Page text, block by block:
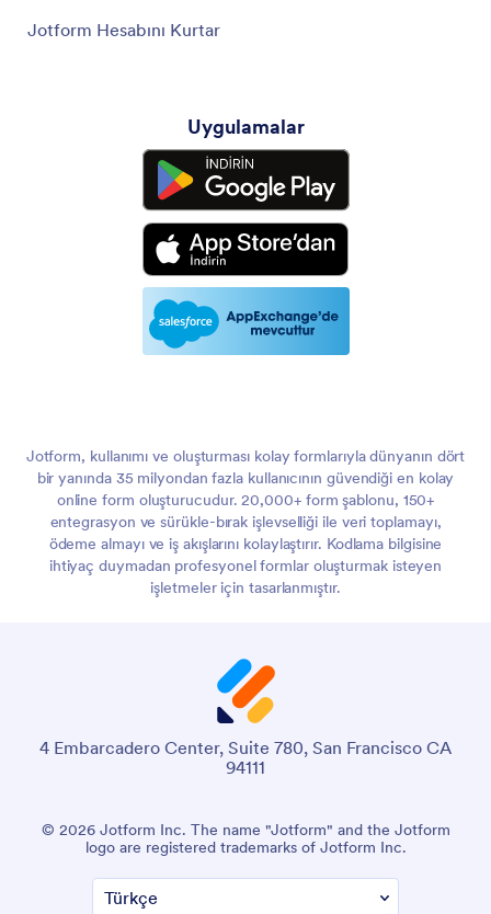
Jotform Hesabını Kurtar
Uygulamalar
Jotform, kullanımı ve oluşturması kolay formlarıyla dünyanın dört
bir yanında 35 milyondan fazla kullanıcının güvendiği en kolay
online form oluşturucudur. 20,000+ form şablonu, 150+
entegrasyon ve sürükle-bırak işlevselliği ile veri toplamayı,
ödeme almayı ve iş akışlarını kolaylaştırır. Kodlama bilgisine
ihtiyaç duymadan profesyonel formlar oluşturmak isteyen
işletmeler için tasarlanmıştır.
4 Embarcadero Center, Suite 780, San Francisco CA
94111
© 2026 Jotform Inc. The name "Jotform" and the Jotform
logo are registered trademarks of Jotform Inc.